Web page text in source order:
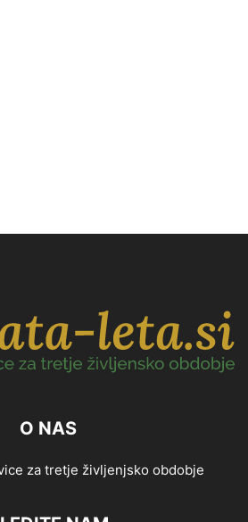
O NAS
za tretje življenjsko obdobje